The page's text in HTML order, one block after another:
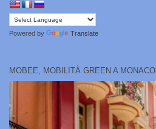
Powered by Translate
MOBEE, MOBILITÀ GREEN A MONACO